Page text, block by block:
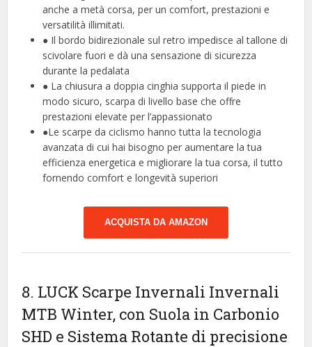
anche a metà corsa, per un comfort, prestazioni e
versatilità illimitati.
● Il bordo bidirezionale sul retro impedisce al tallone di
scivolare fuori e dà una sensazione di sicurezza
durante la pedalata
● La chiusura a doppia cinghia supporta il piede in
modo sicuro, scarpa di livello base che offre
prestazioni elevate per l’appassionato
●Le scarpe da ciclismo hanno tutta la tecnologia
avanzata di cui hai bisogno per aumentare la tua
efficienza energetica e migliorare la tua corsa, il tutto
fornendo comfort e longevità superiori
ACQUISTA DA AMAZON
8. LUCK Scarpe Invernali Invernali
MTB Winter, con Suola in Carbonio
SHD e Sistema Rotante di precisione